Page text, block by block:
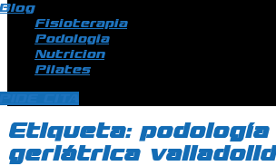
Fisioterapia
Podologia
Nutricion
Pilates
Etiqueta: podología
geriátrica valladolid